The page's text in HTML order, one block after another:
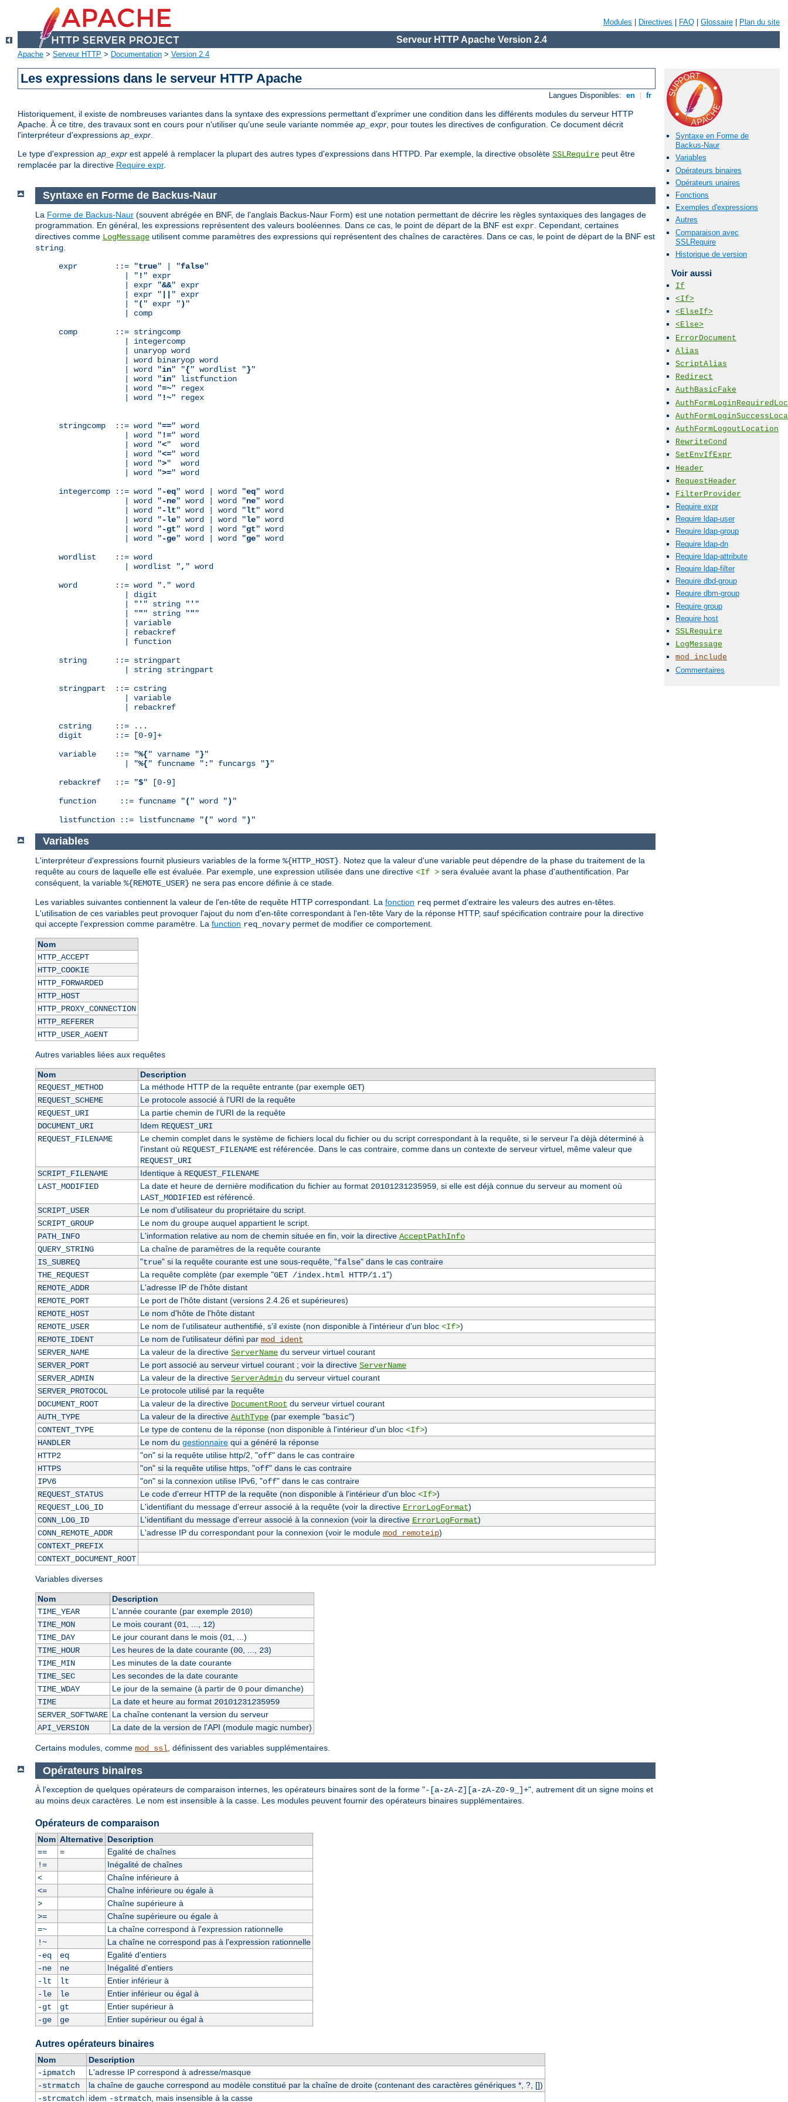
Modules Directives FAQ Glossaire Plan du site
Serveur HTTP Apache Version 2.4
Apache > Serveur HTTP > Documentation > Version 2.4
Les expressions dans le serveur HTTP Apache
Langues Disponibles: en fr
Historiquement, il existe de nombreuses variantes dans la syntaxe des expressions permettant d'exprimer une condition dans les différents modules du serveur HTTP
Apache. À ce titre, des travaux sont en cours pour n'utiliser qu'une seule variante nommée ap_expr, pour toutes les directives de configuration. Ce document décrit
l'interpréteur d'expressions ap_expr.
Le type d'expression ap_expr est appelé à remplacer la plupart des autres types d'expressions dans HTTPD. Par exemple, la directive obsolète SSLRequire peut être
remplacée par la directive Require expr.
Syntaxe en Forme de
Backus-Naur
Variables
Opérateurs binaires
Opérateurs unaires
Fonctions
Exemples d'expressions
Autres
Comparaison avec
SSLRequire
Historique de version
Voir aussi
If
<If>
<ElseIf>
<Else>
ErrorDocument
Alias
ScriptAlias
Redirect
AuthBasicFake
AuthFormLogoutLocation
RewriteCond
SetEnvIfExpr
Header
RequestHeader
FilterProvider
Require expr
Require ldap-user
Require ldap-group
Require ldap-dn
Require ldap-attribute
Require ldap-filter
Require dbd-group
Require dbm-group
Require group
Require host
SSLRequire
LogMessage
mod_include
Commentaires
Syntaxe en Forme de Backus-Naur
La Forme de Backus-Naur (souvent abrégée en BNF, de l'anglais Backus-Naur Form) est une notation permettant de décrire les règles syntaxiques des langages de
programmation. En général, les expressions représentent des valeurs booléennes. Dans ce cas, le point de départ de la BNF est expr . Cependant, certaines
directives comme LogMessage utilisent comme paramètres des expressions qui représentent des chaînes de caractères. Dans ce cas, le point de départ de la BNF est
string
expr        ::= "true" | "false"
              | "
! " expr
              | expr "
&&" expr
              | expr "
" expr
              | "
( " expr ") "
              | comp
comp        ::= stringcomp
              | integercomp
              | unaryop word
              | word binaryop word
              | word "
in" "{" wordlist "}"
              | word "
in" listfunction
              | word "
=~" regex
              | word "
!~" regex
stringcomp  ::= word "==" word
              | word "
!=" word
              | word "
<"  word
              | word "
<=" word
              | word "
>"  word
              | word "
>=" word
integercomp ::= word "-eq" word | word "eq" word
              | word "
-ne" word | word "ne" word
              | word "
-lt" word | word "lt" word
              | word "
-le" word | word "le" word
              | word "
-gt" word | word "gt" word
              | word "
-ge" word | word "ge" word
wordlist    ::= word
              | wordlist "
, " word
word        ::= word " . " word
              | digit
              | "
' " string " ' "
              | "
"" string """
              | variable
              | function
string      ::= stringpart
              | string stringpart
stringpart  ::= cstring
              | variable
cstring     ::= ...
digit       ::= [0-9]+
variable    ::= "%{" varname "}"
              | "
%{" funcname " : " funcargs "}"
rebackref   ::= "$" [0-9]
function     ::= funcname "( " word ") "
listfunction ::= listfuncname "( " word ") "
Variables
L'interpréteur d'expressions fournit plusieurs variables de la forme %{HTTP_HOST} . Notez que la valeur d'une variable peut dépendre de la phase du traitement de la
requête au cours de laquelle elle est évaluée. Par exemple, une expression utilisée dans une directive <If > sera évaluée avant la phase d'authentification. Par
conséquent, la variable %{REMOTE_USER} ne sera pas encore définie à ce stade.
Les variables suivantes contiennent la valeur de l'en-tête de requête HTTP correspondant. La fonction req permet d'extraire les valeurs des autres en-têtes.
L'utilisation de ces variables peut provoquer l'ajout du nom d'en-tête correspondant à l'en-tête Vary de la réponse HTTP, sauf spécification contraire pour la directive
qui accepte l'expression comme paramètre. La function req_novary permet de modifier ce comportement.
Nom
HTTP_ACCEPT
HTTP_COOKIE
HTTP_FORWARDED
HTTP_HOST
HTTP_PROXY_CONNECTION
HTTP_REFERER
HTTP_USER_AGENT
Autres variables liées aux requêtes
Nom
Description
REQUEST_METHOD
La méthode HTTP de la requête entrante (par exemple GET)
REQUEST_SCHEME
Le protocole associé à l'URI de la requête
REQUEST_URI
La partie chemin de l'URI de la requête
DOCUMENT_URI
Idem REQUEST_URI
REQUEST_FILENAME
Le chemin complet dans le système de fichiers local du fichier ou du script correspondant à la requête, si le serveur l'a dèjà déterminé à
l'instant où REQUEST_FILENAMEest référencée. Dans le cas contraire, comme dans un contexte de serveur virtuel, même valeur que
REQUEST_URI
SCRIPT_FILENAME
Identique à REQUEST_FILENAME
LAST_MODIFIED
La date et heure de dernière modification du fichier au format 20101231235959, si elle est déjà connue du serveur au moment où
LAST_MODIFIEDest référencé.
SCRIPT_USER
Le nom d'utilisateur du propriétaire du script.
SCRIPT_GROUP
Le nom du groupe auquel appartient le script.
PATH_INFO
L'information relative au nom de chemin située en fin, voir la directive AcceptPathInfo
QUERY_STRING
La chaîne de paramètres de la requête courante
IS_SUBREQ
"true" si la requête courante est une sous-requête, "false" dans le cas contraire
THE_REQUEST
La requête complète (par exemple "GET /index.html HTTP/1.1")
REMOTE_ADDR
L'adresse IP de l'hôte distant
REMOTE_PORT
Le port de l'hôte distant (versions 2.4.26 et supérieures)
REMOTE_HOST
Le nom d'hôte de l'hôte distant
REMOTE_USER
Le nom de l'utilisateur authentifié, s'il existe (non disponible à l'intérieur d'un bloc <If>)
REMOTE_IDENT
Le nom de l'utilisateur défini par mod_ident
SERVER_NAME
La valeur de la directive ServerNamedu serveur virtuel courant
SERVER_PORT
Le port associé au serveur virtuel courant ; voir la directive ServerName
SERVER_ADMIN
La valeur de la directive ServerAdmindu serveur virtuel courant
SERVER_PROTOCOL
Le protocole utilisé par la requête
DOCUMENT_ROOT
La valeur de la directive DocumentRoot du serveur virtuel courant
AUTH_TYPE
La valeur de la directive AuthType(par exemple "basic")
CONTENT_TYPE
Le type de contenu de la réponse (non disponible à l'intérieur d'un bloc <If>)
HANDLER
Le nom du gestionnairequi a généré la réponse
HTTP2
"on" si la requête utilise http/2, "off" dans le cas contraire
HTTPS
"on" si la requête utilise https, "off" dans le cas contraire
IPV6
"on" si la connexion utilise IPv6, "off" dans le cas contraire
REQUEST_STATUS
Le code d'erreur HTTP de la requête (non disponible à l'intérieur d'un bloc <If>)
REQUEST_LOG_ID
L'identifiant du message d'erreur associé à la requête (voir la directive ErrorLogFormat)
CONN_LOG_ID
L'identifiant du message d'erreur associé à la connexion (voir la directive ErrorLogFormat)
CONN_REMOTE_ADDR
L'adresse IP du correspondant pour la connexion (voir le module mod_remoteip)
CONTEXT_PREFIX
CONTEXT_DOCUMENT_ROOT
Variables diverses
Nom
Description
TIME_YEAR
L'année courante (par exemple 2010)
TIME_MON
Le mois courant (01 12)
TIME_DAY
Le jour courant dans le mois (01 , ...)
TIME_HOUR
Les heures de la date courante (00, ..., 23)
TIME_MIN
Les minutes de la date courante
TIME_SEC
Les secondes de la date courante
TIME_WDAY
Le jour de la semaine (à partir de 0pour dimanche)
TIME
La date et heure au format 20101231235959
SERVER_SOFTWARE La chaîne contenant la version du serveur
API_VERSION
La date de la version de l'API (module magic number)
Certains modules, comme mod_ssl , définissent des variables supplémentaires.
Opérateurs binaires
À l'exception de quelques opérateurs de comparaison internes, les opérateurs binaires sont de la forme "-[a-zA-Z][a-zA-Z0-9_]+", autrement dit un signe moins et
au moins deux caractères. Le nom est insensible à la casse. Les modules peuvent fournir des opérateurs binaires supplémentaires.
Opérateurs de comparaison
Nom Alternative Description
==
=
Egalité de chaînes
!=
Inégalité de chaînes
<
Chaîne inférieure à
<=
Chaîne inférieure ou égale à
>
Chaîne supérieure à
>=
Chaîne supérieure ou égale à
=~
La chaîne correspond à l'expression rationnelle
!~
La chaîne ne correspond pas à l'expression rationnelle
-eq
eq
Egalité d'entiers
-ne
ne
Inégalité d'entiers
-lt
lt
Entier inférieur à
-le
le
Entier inférieur ou égal à
-gt
gt
Entier supérieur à
-ge
ge Entier supérieur ou égal à
Autres opérateurs binaires
Nom
Description
-ipmatch
L'adresse IP correspond à adresse/masque
-strmatch
la chaîne de gauche correspond au modèle constitué par la chaîne de droite (contenant des caractères génériques *, ?, [])
-strcmatch idem -strmatch, mais insensible à la casse